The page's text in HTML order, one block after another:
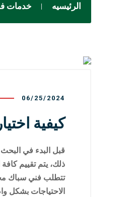
الرئيسيه خدمات
06/25/2024
كيفية
قبل البدء في
ذلك، يتم تقييم
تتطلب فني سباك
الاحتياجات بشكل